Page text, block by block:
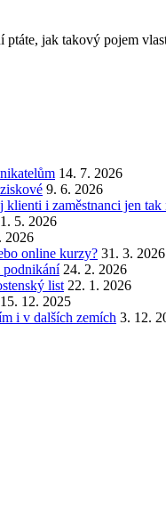
jak takový pojem
14. 7. 2026
9. 6. 2026
i zaměstnanci jen tak
5. 2026
2026
online kurzy? 31. 3. 2026
podnikání 24. 2. 2026
list 22. 1. 2026
15. 12. 2025
i v dalších zemích 3. 12.